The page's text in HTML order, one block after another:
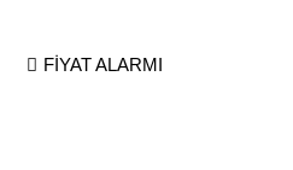
FİYAT ALARMI